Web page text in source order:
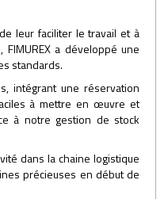
leur faciliter le travail et à
a développé une
standards.
intégrant une réservation
à mettre en œuvre et
à notre gestion de stock
dans la chaine logistique
précieuses en début de